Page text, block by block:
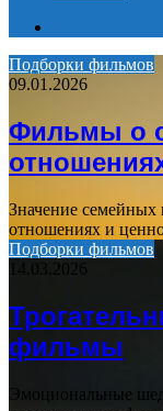
Подборки фильмов
09.01.2026
Фильмы о
Значение
отношениях и
Подборки фильмов
14.03.2026
фильмы
Эмоциональные